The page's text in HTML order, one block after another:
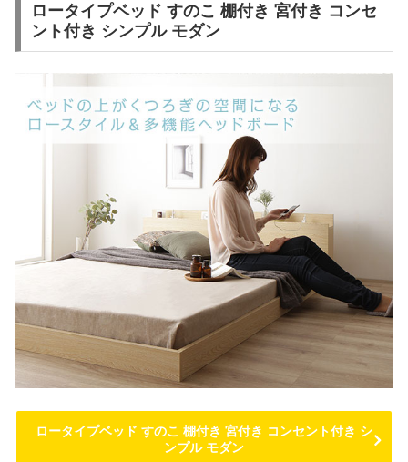
ロータイプベッド すのこ 棚付き 宮付き コンセ
ント付き シンプル モダン
ロータイプベッド すのこ 棚付き 宮付き コンセント付き シ
ンプル モダン